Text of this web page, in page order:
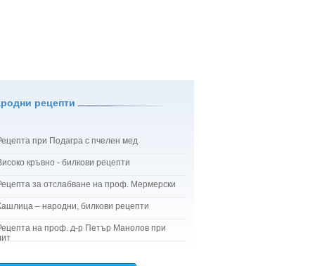
рецепти
при Подагра с пчелен мед
кръвно - билкови рецепти
за отслабване на проф. Мермерски
– народни, билкови рецепти
на проф. д-р Петър Манолов при